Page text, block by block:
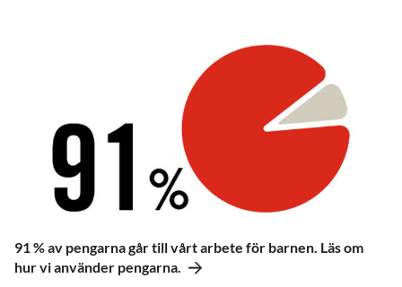
91 % av pengarna går till vårt arbete för barnen. Läs om
hur vi använder pengarna.